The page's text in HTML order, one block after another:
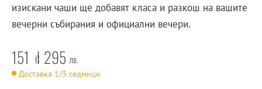
изискани чаши ще добавят класа и разкош на вашите
вечерни събирания и официални вечери.
151 € 295 лв.
Доставка 1/3 седмици